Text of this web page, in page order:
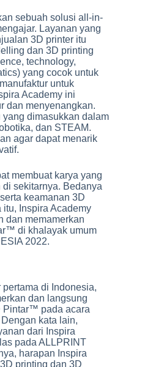
sebuah solusi all-in-
Layanan yang
3D printer itu
dan 3D printing
technology,
yang cocok untuk
untuk
Academy ini
dan menyenangkan.
dimasukkan dalam
dan STEAM.
agar dapat menarik
membuat karya yang
sekitarnya. Bedanya
keamanan 3D
Inspira Academy
dan memamerkan
di khalayak umum
2022.
di Indonesia,
dan langsung
Pintar™ pada acara
kata lain,
dari Inspira
pada ALLPRINT
harapan Inspira
printing dan 3D